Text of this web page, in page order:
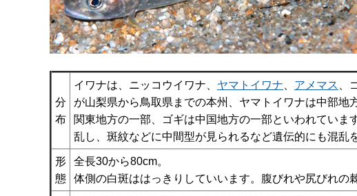
分
布
イワナは、ニッコウイワナ、 ヤマトイワナ アメマス
、
が山梨県から鳥取県までの本州、ヤマトイワナは中部地
関東地方の一部、ゴギは中国地方の一部といわれてい
乱し、斑紋などに中間型が見られるなど遺伝的にも混乱
形
態
全長30から80cm。
体側の白斑ははっきりしていいます。腹びれや尻びれの